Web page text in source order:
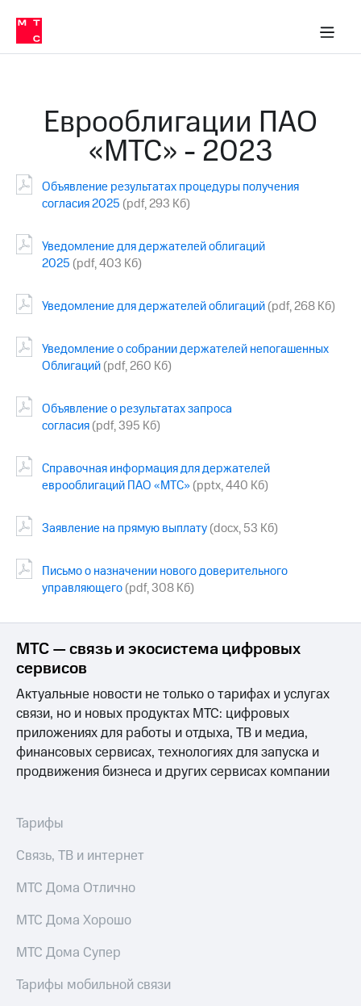
Медиа-центр
и акционерам
Устойчивое развитие
Комплаенс и деловая этика
компании
в МТС
История
Руководство
Правовая
информация
Пресс-
релизы
о технологиях
Достижения
Интервью
Финансовая
Новости
в
Корпоративное
управление
Корпоративный
секретарь
Раскрытие
информации
Информация
акционерам
акционеров
Личный
кабинет
акционера
Акционерный
капитал
и
Рынок
Пресс-
релизы
МТС
о технологиях
Еврооблигации ПАО
«МТС» - 2023
Объявление результатах процедуры получения
согласия 2025 (pdf, 293 Кб)
Уведомление для держателей облигаций
2025 (pdf, 403 Кб)
Уведомление для держателей облигаций(pdf, 268 Кб)
Уведомление о собрании держателей непогашенных
Облигаций(pdf, 260 Кб)
Объявление о результатах запроса
согласия(pdf, 395 Кб)
Справочная информация для держателей
еврооблигаций ПАО «МТС» (pptx, 440 Кб)
Заявление на прямую выплату(docx, 53 Кб)
Письмо о назначении нового доверительного
управляющего(pdf, 308 Кб)
МТС — связь и экосистема цифровых
сервисов
Актуальные новости не только о тарифах и услугах
связи, но и новых продуктах МТС: цифровых
приложениях для работы и отдыха, ТВ и медиа,
финансовых сервисах, технологиях для запуска и
продвижения бизнеса и других сервисах компании
Тарифы
Связь, ТВ и интернет
МТС Дома Отлично
МТС Дома Хорошо
МТС Дома Супер
Тарифы мобильной связи